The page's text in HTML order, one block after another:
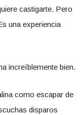
castigarte. Pero
una experiencia
increíblemente bien.
como escapar de
disparos